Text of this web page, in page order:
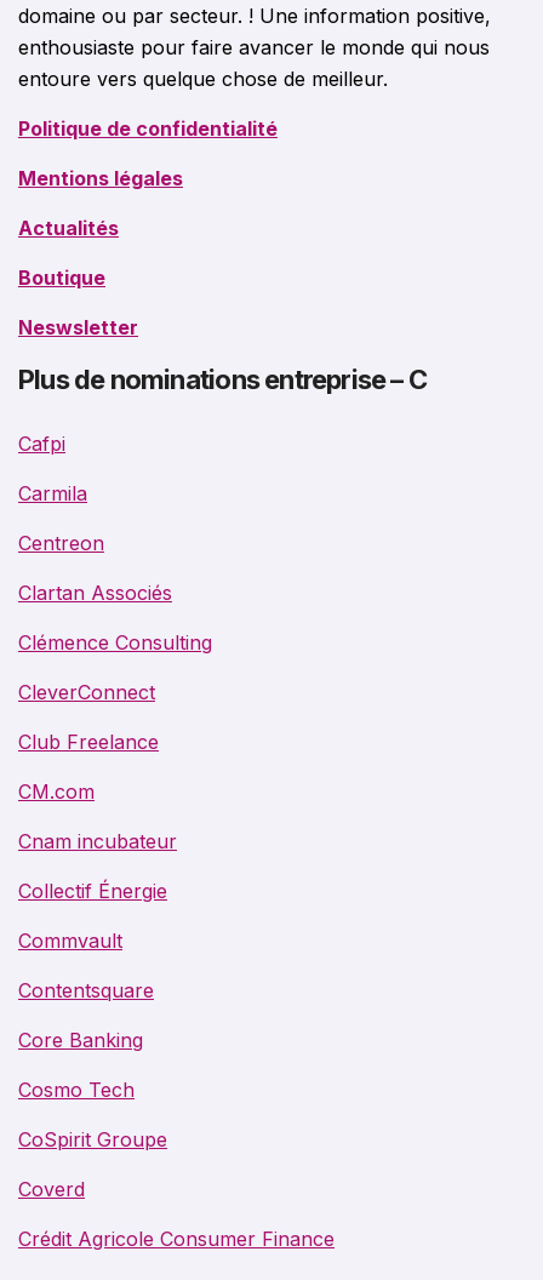
domaine ou par secteur. ! Une information positive,
enthousiaste pour faire avancer le monde qui nous
entoure vers quelque chose de meilleur.
Politique de confidentialité
Mentions légales
Actualités
Boutique
Neswsletter
Plus de nominations entreprise – C
Cafpi
Carmila
Centreon
Clartan Associés
Clémence Consulting
CleverConnect
Club Freelance
CM.com
Cnam incubateur
Collectif Énergie
Commvault
Contentsquare
Core Banking
Cosmo Tech
CoSpirit Groupe
Coverd
Crédit Agricole Consumer Finance